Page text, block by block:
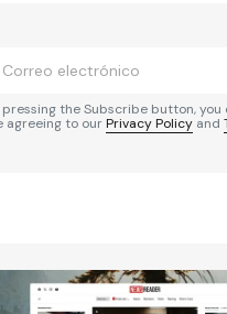
pressing the Subscribe button,
agreeing to ourPrivacy Policy and